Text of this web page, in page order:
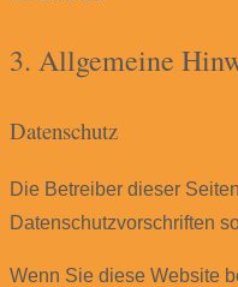
3. Allgemeine
Datenschutz
Die Betreiber dieser
Datenschutzvorschriften
Wenn Sie diese Website